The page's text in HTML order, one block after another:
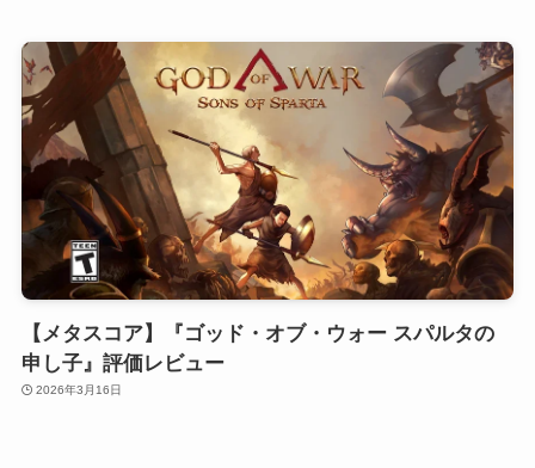
【メタスコア】『ゴッド・オブ・ウォー スパルタの
申し子』評価レビュー
2026年3月16日